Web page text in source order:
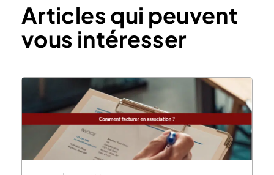
Articles qui peuvent
vous intéresser